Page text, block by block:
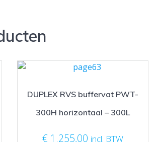
DUPLEX RVS buffervat PWT-
300H horizontaal – 300L
€ 1.255,00 incl. BTW